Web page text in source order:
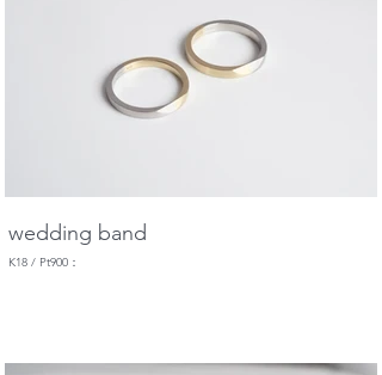
wedding band
K18 / Pt900：